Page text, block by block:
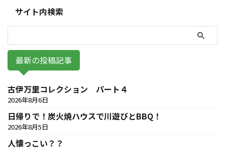
サイト内検索
最新の投稿記事
古伊万里コレクション パート４
2026年8月6日
日帰りで！炭火焼ハウスで川遊びとBBQ！
2026年8月5日
人懐っこい？？